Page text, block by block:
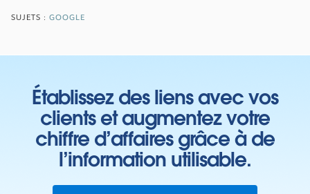
SUJETS : GOOGLE
Établissez des liens avec vos
clients et augmentez votre
chiffre d’affaires grâce à de
l’information utilisable.